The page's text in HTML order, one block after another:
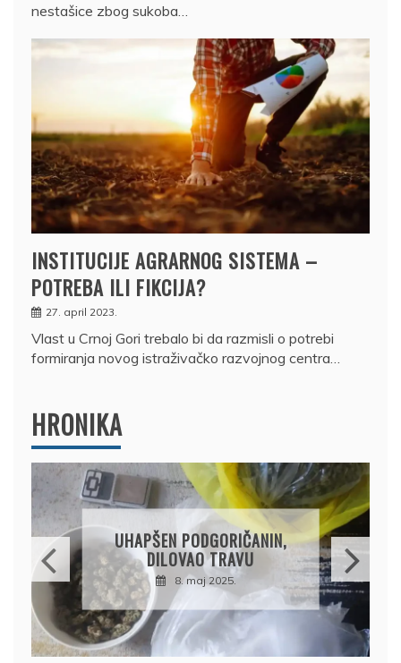
nestašice zbog sukoba…
INSTITUCIJE AGRARNOG SISTEMA –
POTREBA ILI FIKCIJA?
27. april 2023.
Vlast u Crnoj Gori trebalo bi da razmisli o potrebi
formiranja novog istraživačko razvojnog centra…
HRONIKA
DRŽAVLJANIN RUSIJE
OSUMNJIČEN DA JE
PRODAO TUĐI BMW,
DRŽAVU NAPUSTIO
BRODOM
12. februar 2025.